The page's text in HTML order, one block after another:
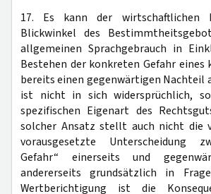
17. Es kann der wirtschaftlichen
Blickwinkel des
allgemeinen Sprachgebrauch in
Bestehen der konkreten Gefahr eines
bereits einen gegenwärtigen Nachteil
ist nicht in sich widersprüchlich,
spezifischen Eigenart des
solcher Ansatz stellt auch nicht die
vorausgesetzte Unterscheidung
Gefahr“ einerseits und
andererseits grundsätzlich in
Wertberichtigung ist die